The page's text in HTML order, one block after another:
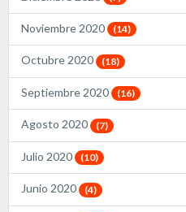
Noviembre 2020 (14)
Octubre 2020 (18)
Septiembre 2020 (16)
Agosto 2020 (7)
Julio 2020 (10)
Junio 2020 (4)